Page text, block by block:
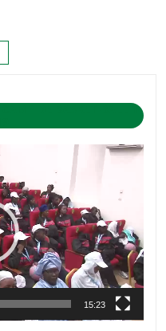
DE BASKET-BALL 1-
15:23